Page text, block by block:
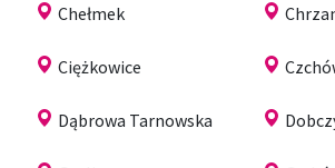
Chełmek
Ciężkowice
Dąbrowa Tarnowska